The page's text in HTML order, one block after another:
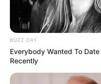
У
черговий
06.08.2026
BUZZ DAY
Everybody Wanted To
Recently